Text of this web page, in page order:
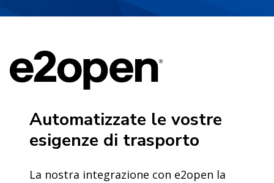
Automatizzate le vostre
esigenze di trasporto
La nostra integrazione con e2open la